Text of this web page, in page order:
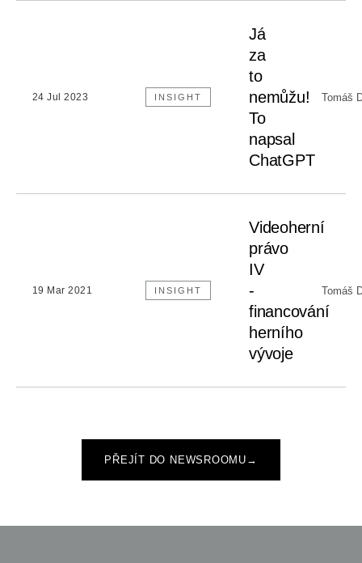
24 Jul 2023 INSIGHT
Já
za
to
nemůžu!
To
napsal
ChatGPT
Tomáš
19 Mar 2021 INSIGHT
Videoherní
právo
IV
-
financování
herního
vývoje
Tomáš
PŘEJÍT DO NEWSROOMU →